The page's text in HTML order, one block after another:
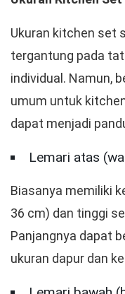
Ukuran kitchen set
tergantung pada
individual. Namun,
umum untuk
dapat menjadi
Lemari atas
Biasanya memiliki
36 cm) dan tinggi
Panjangnya dapat
ukuran dapur dan